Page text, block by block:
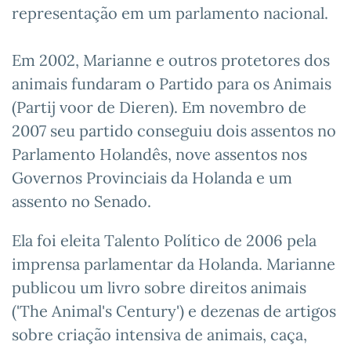
representação em um parlamento nacional.
Em 2002, Marianne e outros protetores dos
animais fundaram o Partido para os Animais
(Partij voor de Dieren). Em novembro de
2007 seu partido conseguiu dois assentos no
Parlamento Holandês, nove assentos nos
Governos Provinciais da Holanda e um
assento no Senado.
Ela foi eleita Talento Político de 2006 pela
imprensa parlamentar da Holanda. Marianne
publicou um livro sobre direitos animais
('The Animal's Century') e dezenas de artigos
sobre criação intensiva de animais, caça,